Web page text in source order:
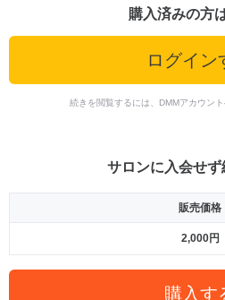
購入済みの方
ログイン
続きを閲覧するには、DMMアカウント
サロンに入会せず
販売価格
2,000円
購入す